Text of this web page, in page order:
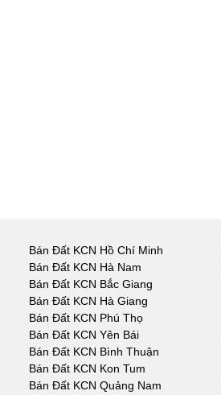
Bán Đất KCN Hồ Chí Minh
Bán Đất KCN Hà Nam
Bán Đất KCN Bắc Giang
Bán Đất KCN Hà Giang
Bán Đất KCN Phú Thọ
Bán Đất KCN Yên Bái
Bán Đất KCN Bình Thuận
Bán Đất KCN Kon Tum
Bán Đất KCN Quảng Nam